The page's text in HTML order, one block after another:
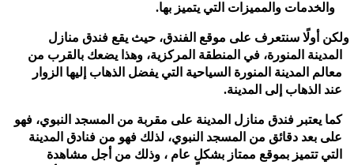
والخدمات والمميزات التي يتميز بها.
ولكن أولًا سنتعرف على موقع الفندق، حيث يقع فندق منازل
المدينة المنورة، في المنطقة المركزية، وهذا يضعك بالقرب من
معالم المدينة المنورة السياحية التي يفضل الذهاب إليها الزوار
عند الذهاب إلى المدينة.
كما يعتبر فندق منازل المدينة على مقربة من المسجد النبوي، فهو
على بعد دقائق من المسجد النبوي، لذلك فهو من فنادق المدينة
التي تتميز بموقع ممتاز بشكلٍ عام ، وذلك من أجل مشاهدة